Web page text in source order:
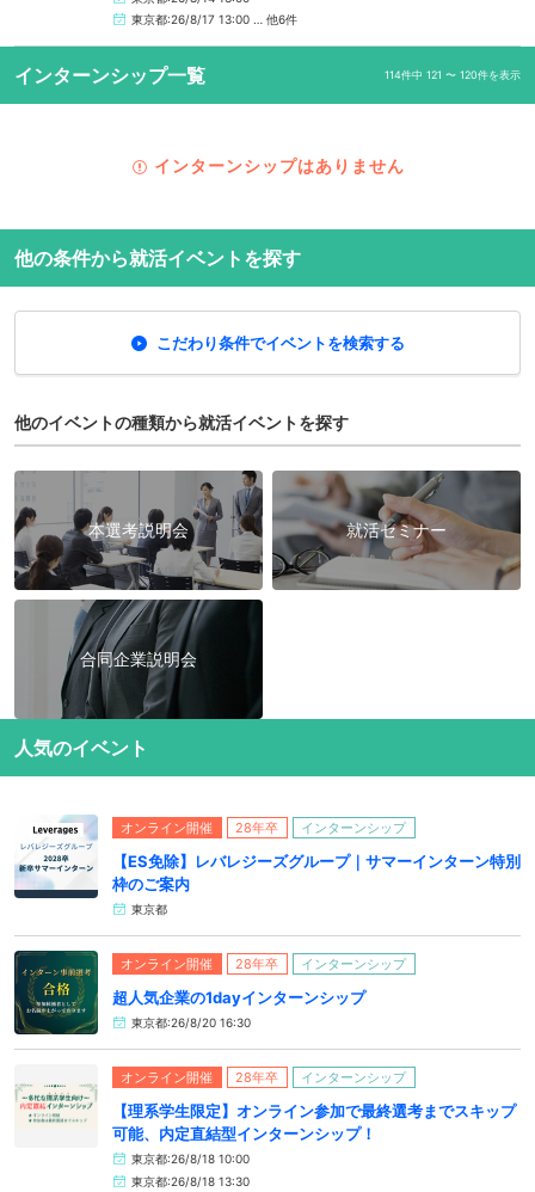
東京都:26/8/17 13:00 … 他6件
インターンシップ一覧 114件中 121 〜 120件を表示
インターンシップはありません
他の条件から就活イベントを探す
こだわり条件でイベントを検索する
他のイベントの種類から就活イベントを探す
本選考説明会 就活セミナー
合同企業説明会
人気のイベント
オンライン開催 28年卒 インターンシップ
【ES免除】レバレジーズグループ｜サマーインターン特別
枠のご案内
東京都
オンライン開催 28年卒 インターンシップ
超人気企業の1dayインターンシップ
東京都:26/8/20 16:30
オンライン開催 28年卒 インターンシップ
【理系学生限定】オンライン参加で最終選考までスキップ
可能、内定直結型インターンシップ！
東京都:26/8/18 10:00
東京都:26/8/18 13:30